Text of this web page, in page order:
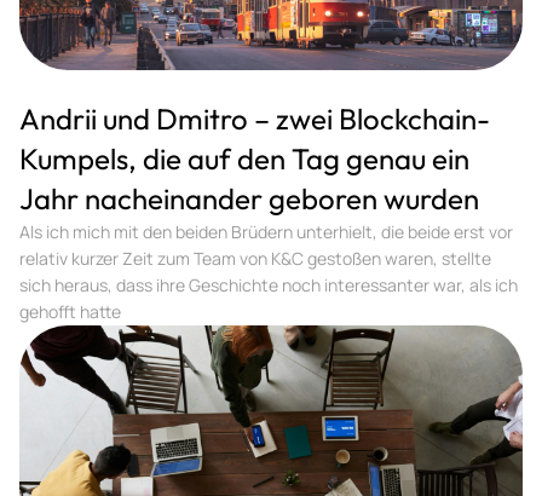
Andrii und Dmitro – zwei Blockchain-
Kumpels, die auf den Tag genau ein
Jahr nacheinander geboren wurden
Als ich mich mit den beiden Brüdern unterhielt, die beide erst vor
relativ kurzer Zeit zum Team von K&C gestoßen waren, stellte
sich heraus, dass ihre Geschichte noch interessanter war, als ich
gehofft hatte